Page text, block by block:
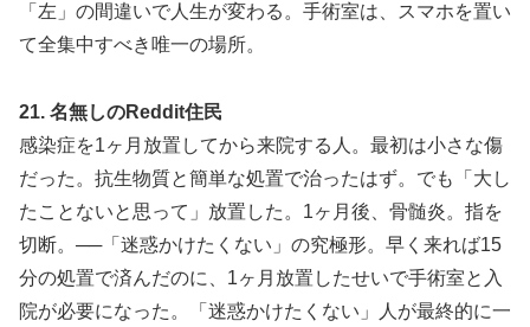
「左」の間違いで人生が変わる。手術室は、スマホを置い
て全集中すべき唯一の場所。
21. 名無しのReddit住民
感染症を1ヶ月放置してから来院する人。最初は小さな傷
だった。抗生物質と簡単な処置で治ったはず。でも「大し
たことないと思って」放置した。1ヶ月後、骨髄炎。指を
切断。──「迷惑かけたくない」の究極形。早く来れば15
分の処置で済んだのに、1ヶ月放置したせいで手術室と入
院が必要になった。「迷惑かけたくない」人が最終的に一